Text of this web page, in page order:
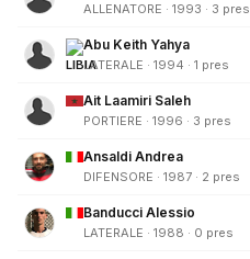
ALLENATORE · 1993 · 3 pres
Abu Keith Yahya
LATERALE · 1994 · 1 pres
Ait Laamiri Saleh
PORTIERE · 1996 · 3 pres
Ansaldi Andrea
DIFENSORE · 1987 · 2 pres
Banducci Alessio
LATERALE · 1988 · 0 pres